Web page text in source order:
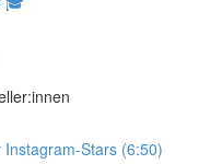
Stars (6:50)